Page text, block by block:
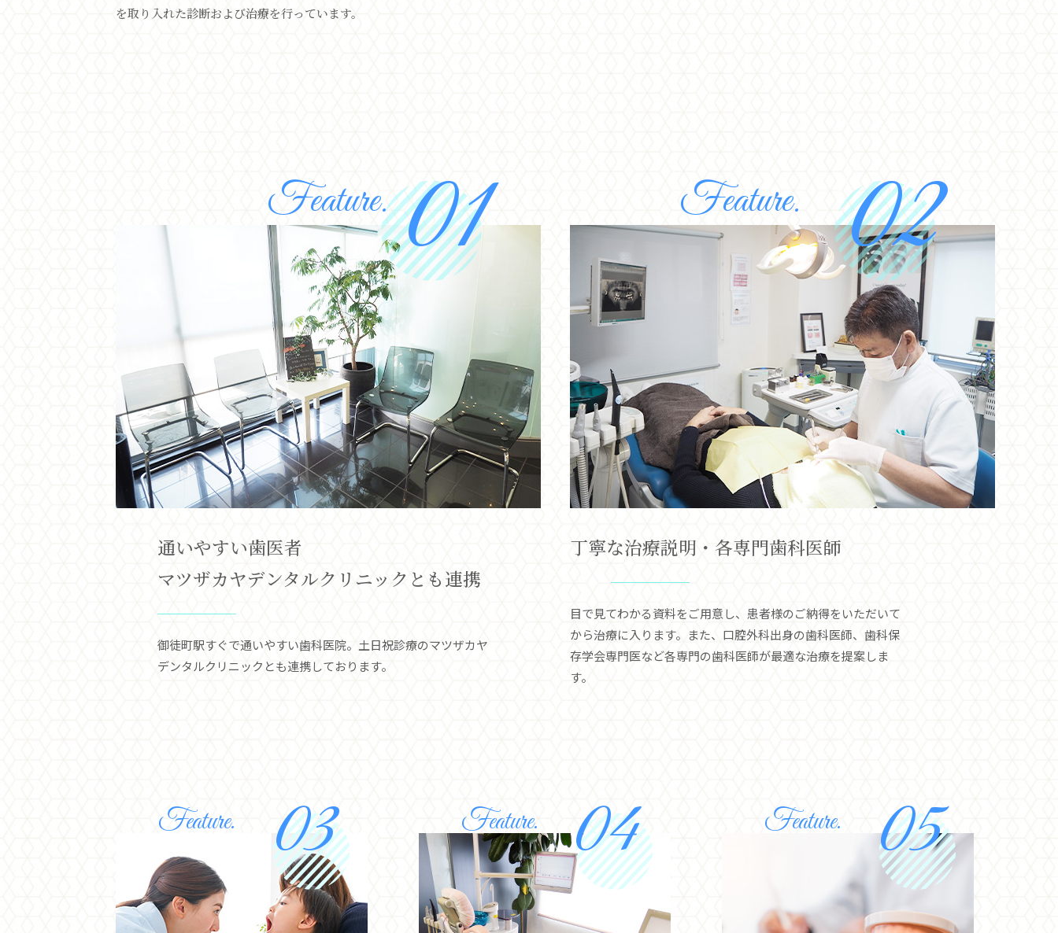
を取り入れた診断および治療を行っています。
Feature.
通いやすい歯医者
マツザカヤデンタルクリニックとも連携
御徒町駅すぐで通いやすい歯科医院。土日祝診療のマツザカヤ
デンタルクリニックとも連携しております。
Feature.
丁寧な治療説明・各専門歯科医師
目で見てわかる資料をご用意し、患者様のご納得をいただいて
から治療に入ります。また、口腔外科出身の歯科医師、歯科保
存学会専門医など各専門の歯科医師が最適な治療を提案しま
す。
Feature. Feature. Feature.